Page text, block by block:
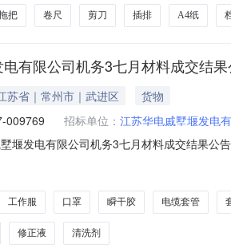
把 卷尺 剪刀 插排 A4纸
有限公司机务3七月材料成交结
苏省｜常州市｜武进区
货物
009769 招标单位： 江苏华电戚墅堰发电
堰发电有限公司机务3七月材料成交结果公
电有限公司电缆套管13%电缆套管\普通热
工作服 口罩 瞬干胶 电缆套管
修正液 清洗剂